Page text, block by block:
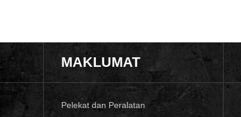
Ukiran Cornice
Molding OZ-A011
MAKLUMAT
Pelekat dan Peralatan